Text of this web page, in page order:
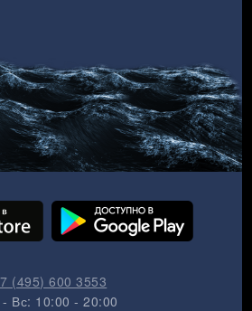
(495) 600 3553
Вс: 10:00 - 20:00